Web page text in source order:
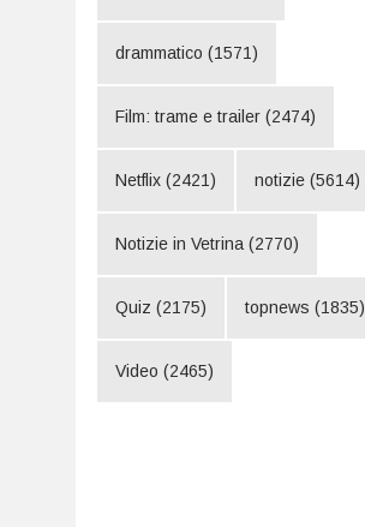
drammatico (1571)
Film: trame e trailer (2474)
Netflix (2421) notizie (5614)
Notizie in Vetrina (2770)
Quiz (2175) topnews (1835)
Video (2465)